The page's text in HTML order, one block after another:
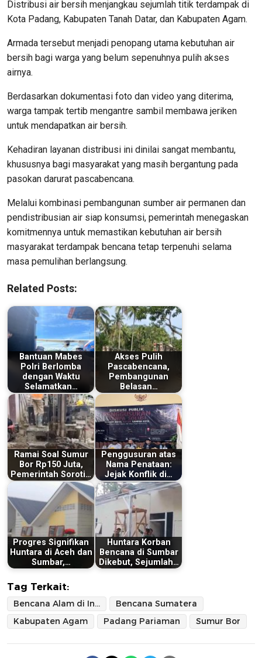
Distribusi air bersih menjangkau sejumlah titik terdampak di
Kota Padang, Kabupaten Tanah Datar, dan Kabupaten Agam.
Armada tersebut menjadi penopang utama kebutuhan air
bersih bagi warga yang belum sepenuhnya pulih akses
airnya.
Berdasarkan dokumentasi foto dan video yang diterima,
warga tampak tertib mengantre sambil membawa jeriken
untuk mendapatkan air bersih.
Kehadiran layanan distribusi ini dinilai sangat membantu,
khususnya bagi masyarakat yang masih bergantung pada
pasokan darurat pascabencana.
Melalui kombinasi pembangunan sumber air permanen dan
pendistribusian air siap konsumsi, pemerintah menegaskan
komitmennya untuk memastikan kebutuhan air bersih
masyarakat terdampak bencana tetap terpenuhi selama
masa pemulihan berlangsung.
Related Posts:
Bantuan Mabes
Polri Berlomba
dengan Waktu
Selamatkan…
Akses Pulih
Pascabencana,
Pembangunan
Belasan…
Ramai Soal Sumur
Bor Rp150 Juta,
Pemerintah Soroti…
Penggusuran atas
Nama Penataan:
Jejak Konflik di…
Progres Signifikan
Huntara di Aceh dan
Sumbar,…
Huntara Korban
Bencana di Sumbar
Dikebut, Sejumlah…
Tag Terkait:
Bencana Alam di Indonesia 2025
Bencana Sumatera
Kabupaten Agam
Padang Pariaman Sumur Bor